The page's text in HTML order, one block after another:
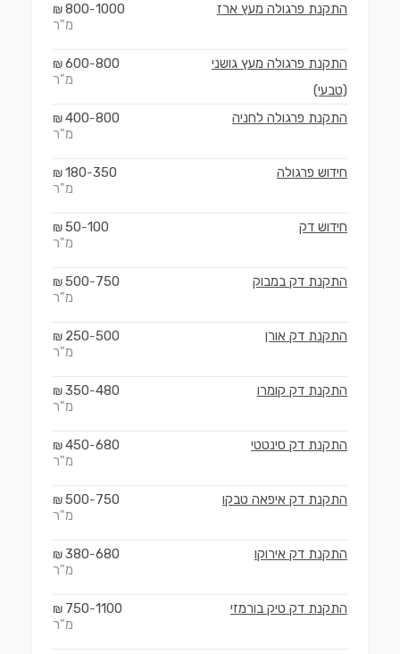
התקנת פרגולה מעץ ארז 800-1000
₪
מ"ר
התקנת פרגולה מעץ גושני
(טבעי)
600-800
₪
מ"ר
התקנת פרגולה לחניה 400-800
₪
מ"ר
חידוש פרגולה 180-350
₪
מ"ר
חידוש דק 50-100
₪
מ"ר
התקנת דק במבוק 500-750
₪
מ"ר
התקנת דק אורן 250-500
₪
מ"ר
התקנת דק קומרו 350-480
₪
מ"ר
התקנת דק סינטטי 450-680
₪
מ"ר
התקנת דק איפאה טבקו 500-750
₪
מ"ר
התקנת דק אירוקו 380-680
₪
מ"ר
התקנת דק טיק בורמזי 750-1100
₪
מ"ר